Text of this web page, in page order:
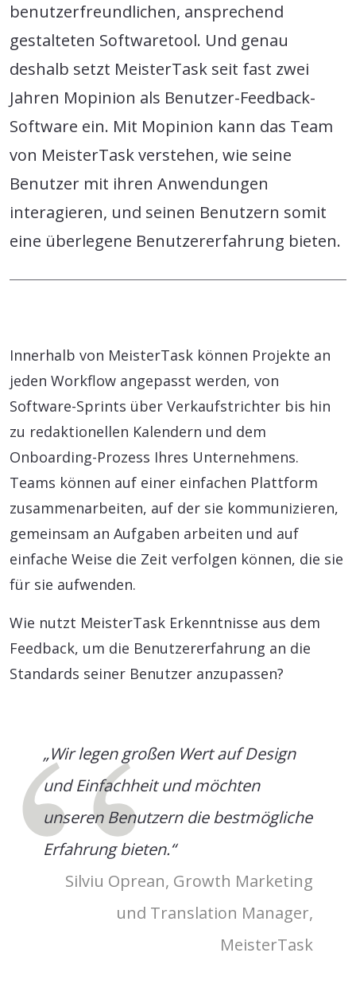
benutzerfreundlichen, ansprechend
gestalteten Softwaretool. Und genau
deshalb setzt MeisterTask seit fast zwei
Jahren Mopinion als Benutzer-Feedback-
Software ein. Mit Mopinion kann das Team
von MeisterTask verstehen, wie seine
Benutzer mit ihren Anwendungen
interagieren, und seinen Benutzern somit
eine überlegene Benutzererfahrung bieten.
Innerhalb von MeisterTask können Projekte an
jeden Workflow angepasst werden, von
Software-Sprints über Verkaufstrichter bis hin
zu redaktionellen Kalendern und dem
Onboarding-Prozess Ihres Unternehmens.
Teams können auf einer einfachen Plattform
zusammenarbeiten, auf der sie kommunizieren,
gemeinsam an Aufgaben arbeiten und auf
einfache Weise die Zeit verfolgen können, die sie
für sie aufwenden.
Wie nutzt MeisterTask Erkenntnisse aus dem
Feedback, um die Benutzererfahrung an die
Standards seiner Benutzer anzupassen?
„Wir legen großen Wert auf Design
und Einfachheit und möchten
unseren Benutzern die bestmögliche
Erfahrung bieten.“
Silviu Oprean, Growth Marketing
und Translation Manager,
MeisterTask